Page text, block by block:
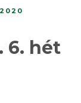
6. hét